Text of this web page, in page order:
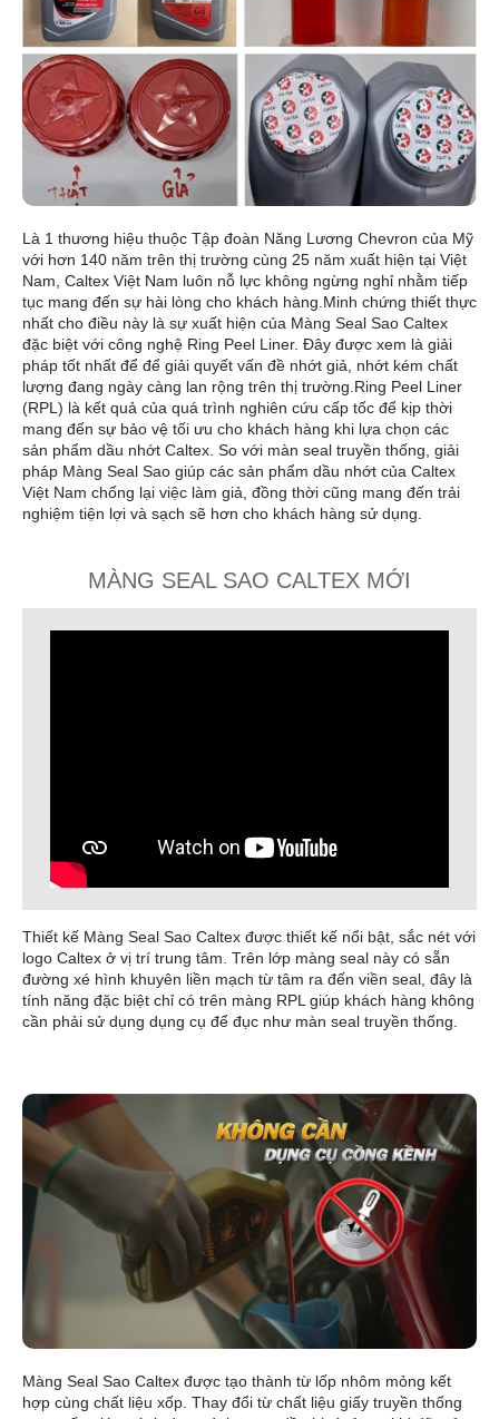
Là 1 thương hiệu thuộc Tập đoàn Năng Lương Chevron của Mỹ
với hơn 140 năm trên thị trường cùng 25 năm xuất hiện tại Việt
Nam, Caltex Việt Nam luôn nỗ lực không ngừng nghỉ nhằm tiếp
tục mang đến sự hài lòng cho khách hàng.Minh chứng thiết thực
nhất cho điều này là sự xuất hiện của Màng Seal Sao Caltex
đặc biệt với công nghệ Ring Peel Liner. Đây được xem là giải
pháp tốt nhất để để giải quyết vấn đề nhớt giả, nhớt kém chất
lượng đang ngày càng lan rộng trên thị trường.Ring Peel Liner
(RPL) là kết quả của quá trình nghiên cứu cấp tốc để kịp thời
mang đến sự bảo vệ tối ưu cho khách hàng khi lựa chọn các
sản phẩm dầu nhớt Caltex. So với màn seal truyền thống, giải
pháp Màng Seal Sao giúp các sản phẩm dầu nhớt của Caltex
Việt Nam chống lại việc làm giả, đồng thời cũng mang đến trải
nghiệm tiện lợi và sạch sẽ hơn cho khách hàng sử dụng.
MÀNG SEAL SAO CALTEX MỚI
Thiết kế Màng Seal Sao Caltex được thiết kế nổi bật, sắc nét với
logo Caltex ở vị trí trung tâm. Trên lớp màng seal này có sẵn
đường xé hình khuyên liền mạch từ tâm ra đến viền seal, đây là
tính năng đặc biệt chỉ có trên màng RPL giúp khách hàng không
cần phải sử dụng dụng cụ để đục như màn seal truyền thống.
Màng Seal Sao Caltex được tạo thành từ lốp nhôm mỏng kết
hợp cùng chất liệu xốp. Thay đổi từ chất liệu giấy truyền thống